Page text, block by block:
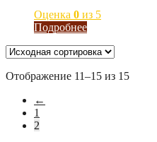
Оценка 0 из 5
Подробнее
Отображение 11–15 из 15
←
1
2